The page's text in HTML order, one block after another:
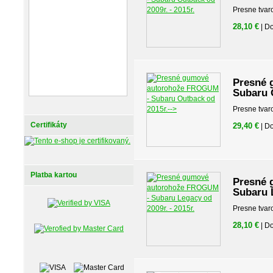
Certifikáty
Platba kartou
Presne
28,10 € |
Presné
Subaru
Presne
29,40 € |
Presné
Subaru
Presne
28,10 € |